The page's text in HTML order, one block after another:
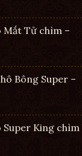
Mắt Tử chìm –
Bông Super –
King chìm